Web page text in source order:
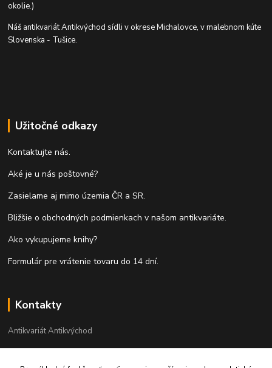
okolie.)
Náš antikvariát Antikvýchod sídli v okrese Michalovce, v malebnom kúte
Slovenska - Tušice.
Užitočné odkazy
Kontaktujte nás.
Aké je u nás poštovné?
Zasielame aj mimo územia ČR a SR.
Bližšie o obchodných podmienkach v našom antikvariáte.
Ako vykupujeme knihy?
Formulár pre vrátenie tovaru do 14 dní.
Kontakty
Antikvariát Antikvýchod